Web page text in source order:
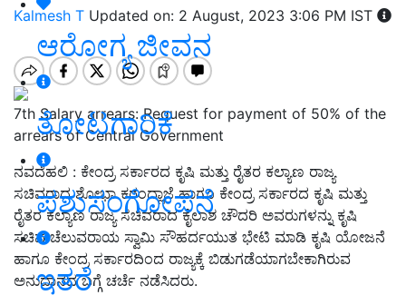
ಆರೋಗ್ಯ ಜೀವನ
ತೋಟಗಾರಿಕೆ
ಪಶುಸಂಗೋಪನೆ
ಇತರೆ
Kalmesh T Updated on: 2 August, 2023 3:06 PM IST
7th Salary arrears: Request for payment of 50% of the
arrears of Central Government
ನವದೆಹಲಿ : ಕೇಂದ್ರ ಸರ್ಕಾರದ ಕೃಷಿ ಮತ್ತು ರೈತರ ಕಲ್ಯಾಣ ರಾಜ್ಯ
ಸಚಿವರಾದ ಶೋಭಾ ಕರಂದ್ಲಾಜೆ ಹಾಗೂ ಕೇಂದ್ರ ಸರ್ಕಾರದ ಕೃಷಿ ಮತ್ತು
ರೈತರ ಕಲ್ಯಾಣ ರಾಜ್ಯ ಸಚಿವರಾದ ಕೈಲಾಶ ಚೌದರಿ ಅವರುಗಳನ್ನು ಕೃಷಿ
ಸಚಿವ ಚೆಲುವರಾಯ ಸ್ವಾಮಿ ಸೌಹರ್ದಯುತ ಭೇಟಿ ಮಾಡಿ ಕೃಷಿ ಯೋಜನೆ
ಹಾಗೂ ಕೇಂದ್ರ ಸರ್ಕಾರದಿಂದ ರಾಜ್ಯಕ್ಕೆ ಬಿಡುಗಡೆಯಾಗಬೇಕಾಗಿರುವ
ಅನುದಾನದ ಬಗ್ಗೆ ಚರ್ಚೆ ನಡೆಸಿದರು.